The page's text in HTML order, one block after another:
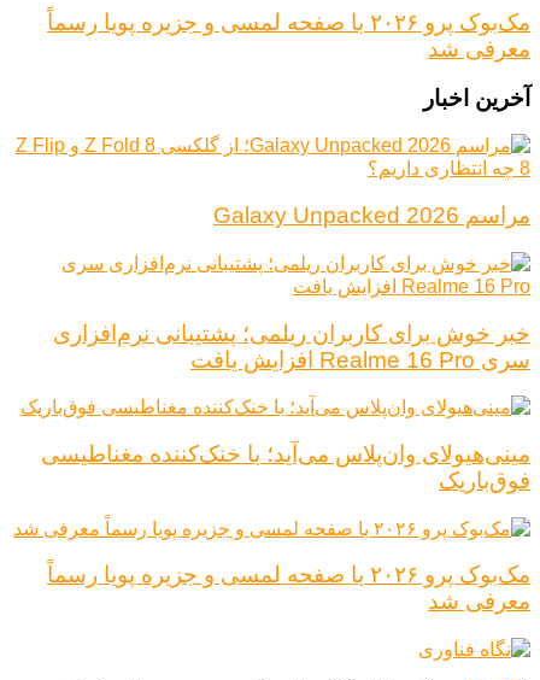
مک‌بوک پرو ۲۰۲۶ با صفحه لمسی و جزیره پویا رسماً
معرفی شد
آخرین اخبار
مراسم Galaxy Unpacked 2026
خبر خوش برای کاربران ریلمی؛ پشتیبانی نرم‌افزاری
سری Realme 16 Pro افزایش یافت
مینی‌هیولای وان‌پلاس می‌آید؛ با خنک‌کننده مغناطیسی
فوق‌باریک
مک‌بوک پرو ۲۰۲۶ با صفحه لمسی و جزیره پویا رسماً
معرفی شد